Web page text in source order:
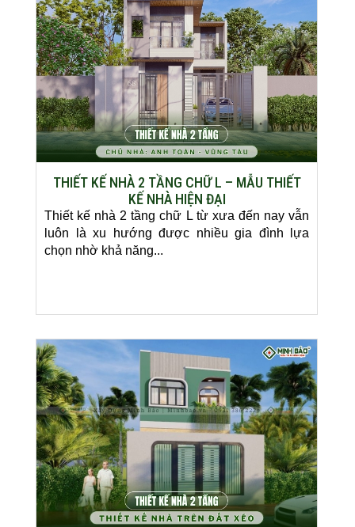
THIẾT KẾ NHÀ 2 TẦNG CHỮ L – MẪU THIẾT
KẾ NHÀ HIỆN ĐẠI
Thiết kế nhà 2 tầng chữ L từ xưa đến nay vẫn
luôn là xu hướng được nhiều gia đình lựa
chọn nhờ khả năng...